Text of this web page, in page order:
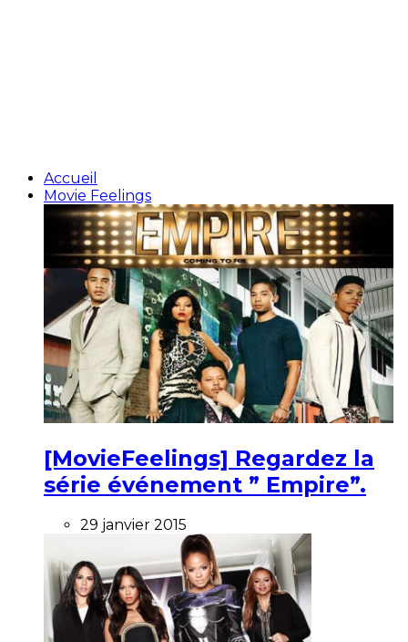
Accueil
Movie Feelings
[MovieFeelings] Regardez la
série événement ” Empire”.
29 janvier 2015